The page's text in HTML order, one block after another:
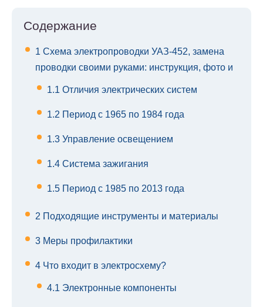
Содержание
1 Схема электропроводки УАЗ-452, замена
проводки своими руками: инструкция, фото и
1.1 Отличия электрических систем
1.2 Период с 1965 по 1984 года
1.3 Управление освещением
1.4 Система зажигания
1.5 Период с 1985 по 2013 года
2 Подходящие инструменты и материалы
3 Меры профилактики
4 Что входит в электросхему?
4.1 Электронные компоненты